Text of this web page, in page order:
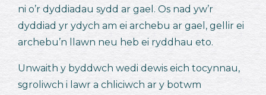
ni o’r dyddiadau sydd ar gael. Os nad yw’r
dyddiad yr ydych am ei archebu ar gael, gellir ei
archebu’n llawn neu heb ei ryddhau eto.
Unwaith y byddwch wedi dewis eich tocynnau,
sgroliwch i lawr a chliciwch ar y botwm